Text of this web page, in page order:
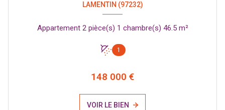
LAMENTIN (97232)
Appartement 2 pièce(s) 1 chambre(s) 46.5 m²
1
148 000 €
VOIR LE BIEN